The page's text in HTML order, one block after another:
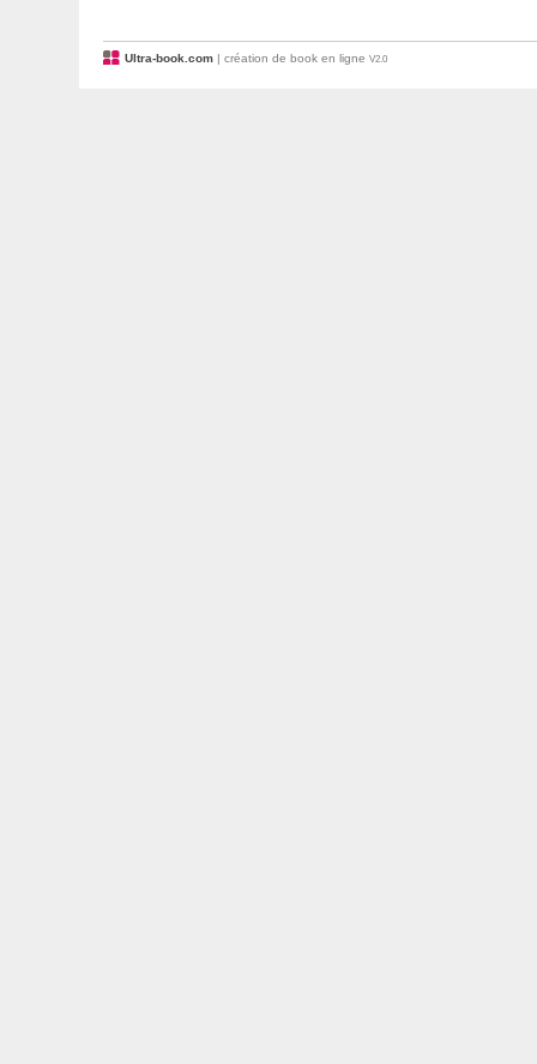
Ultra-book.com| création de book en ligne V2.0